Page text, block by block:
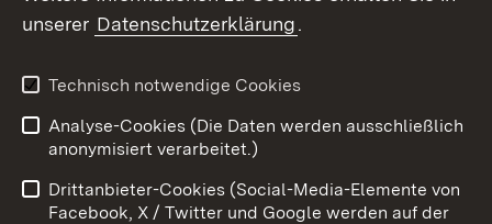
Youtube
Impressum
Kontakt
Barrierefreiheit
Datenschutz
unserer Datenschutzerklärung.
Technisch notwendige Cookies
Analyse-Cookies (Die Daten werden ausschließlich
anonymisiert verarbeitet.)
Drittanbieter-Cookies (Social-Media-Elemente von
Facebook, X / Twitter und Google werden auf der